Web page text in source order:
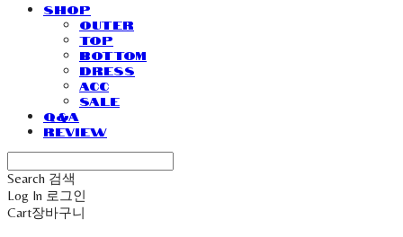
SHOP
Outer
Top
Bottom
Dress
Acc
Sale
Q&A
Review
Search 검색
Log In 로그인
Cart장바구니